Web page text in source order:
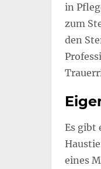
in
zum
den
Es gibt
eines